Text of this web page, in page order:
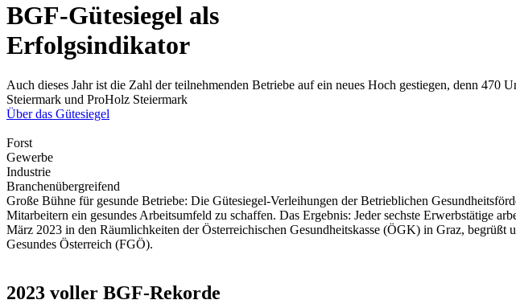
BGF-Gütesiegel als
Erfolgsindikator
Auch dieses Jahr ist die Zahl der teilnehmenden Betriebe auf ein neues Hoch gestiegen, denn
Steiermark und ProHolz Steiermark
Über das Gütesiegel
Forst
Gewerbe
Industrie
Branchenübergreifend
Große Bühne für gesunde Betriebe: Die Gütesiegel-Verleihungen der Betrieblichen
Mitarbeitern ein gesundes Arbeitsumfeld zu schaffen. Das Ergebnis: Jeder sechste Erwerbstätige
März 2023 in den Räumlichkeiten der Österreichischen Gesundheitskasse (ÖGK) in Graz,
Gesundes Österreich (FGÖ).
2023 voller BGF-Rekorde